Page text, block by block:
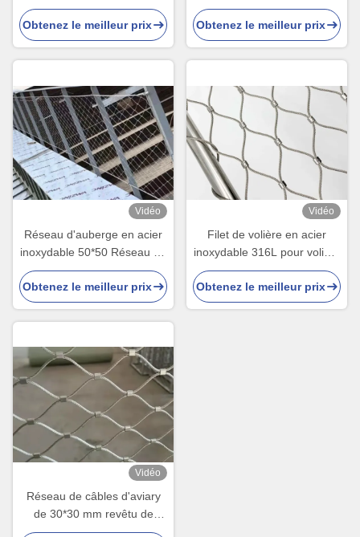
pour oiseaux
Obtenez le meilleur prix
volailles
Obtenez le meilleur prix
Vidéo
Réseau d'auberge en acier
inoxydable 50*50 Réseau de
corde
Obtenez le meilleur prix
Vidéo
Filet de volière en acier
inoxydable 316L pour volière
à oiseaux
Obtenez le meilleur prix
Vidéo
Réseau de câbles d'aviary
de 30*30 mm revêtu de
PVC, de poids léger, de 1,5